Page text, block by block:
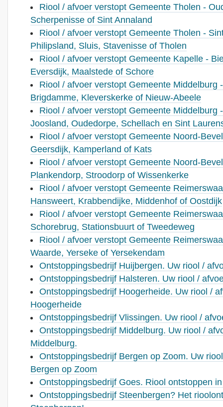
Riool / afvoer verstopt Gemeente Tholen -
Scherpenisse of Sint Annaland
Riool / afvoer verstopt Gemeente Tholen -
Philipsland, Sluis, Stavenisse of Tholen
Riool / afvoer verstopt Gemeente Kapelle -
Eversdijk, Maalstede of Schore
Riool / afvoer verstopt Gemeente Middelburg
Brigdamme, Kleverskerke of Nieuw-Abeele
Riool / afvoer verstopt Gemeente Middelburg
Joosland, Oudedorpe, Schellach en Sint
Riool / afvoer verstopt Gemeente Noord-
Geersdijk, Kamperland of Kats
Riool / afvoer verstopt Gemeente Noord-
Plankendorp, Stroodorp of Wissenkerke
Riool / afvoer verstopt Gemeente
Hansweert, Krabbendijke, Middenhof of Oostdijk
Riool / afvoer verstopt Gemeente
Schorebrug, Stationsbuurt of Tweedeweg
Riool / afvoer verstopt Gemeente
Waarde, Yerseke of Yersekendam
Ontstoppingsbedrijf Huijbergen. Uw riool /
Ontstoppingsbedrijf Halsteren. Uw riool /
Ontstoppingsbedrijf Hoogerheide. Uw riool /
Hoogerheide
Ontstoppingsbedrijf Vlissingen. Uw riool /
Ontstoppingsbedrijf Middelburg. Uw riool /
Middelburg.
Ontstoppingsbedrijf Bergen op Zoom. Uw
Bergen op Zoom
Ontstoppingsbedrijf Goes. Riool ontstoppen
Ontstoppingsbedrijf Steenbergen? Het